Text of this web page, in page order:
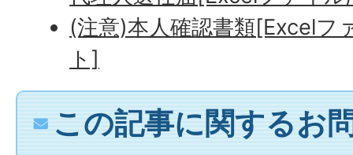
(注意)本人確認書類[Excel
ト]
この記事に関するお